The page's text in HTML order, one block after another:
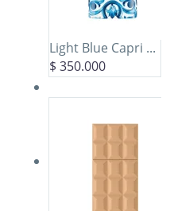
Light Blue Capri ...
$ 350.000